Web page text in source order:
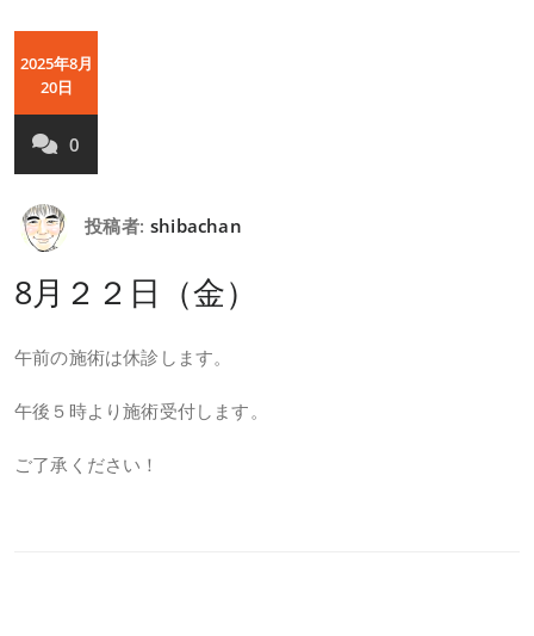
2025年8月
20日
0
投稿者: shibachan
8月２２日（金）
午前の施術は休診します。
午後５時より施術受付します。
ご了承ください！